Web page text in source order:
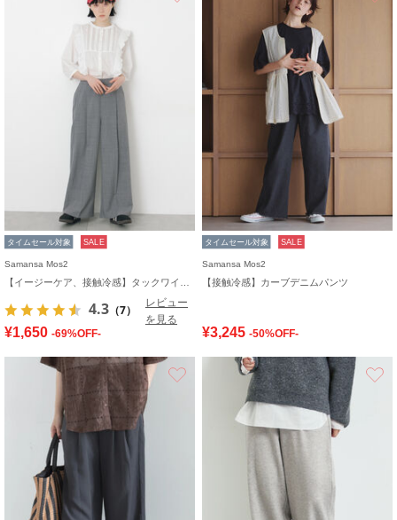
タイムセール対象 SALE
Samansa Mos2
4.3 （7）
レビュー
を見る
¥1,650 -69%OFF-
タイムセール対象 SALE
Samansa Mos2
【接触冷感】カーブデニムパンツ
¥3,245 -50%OFF-
お気に入り